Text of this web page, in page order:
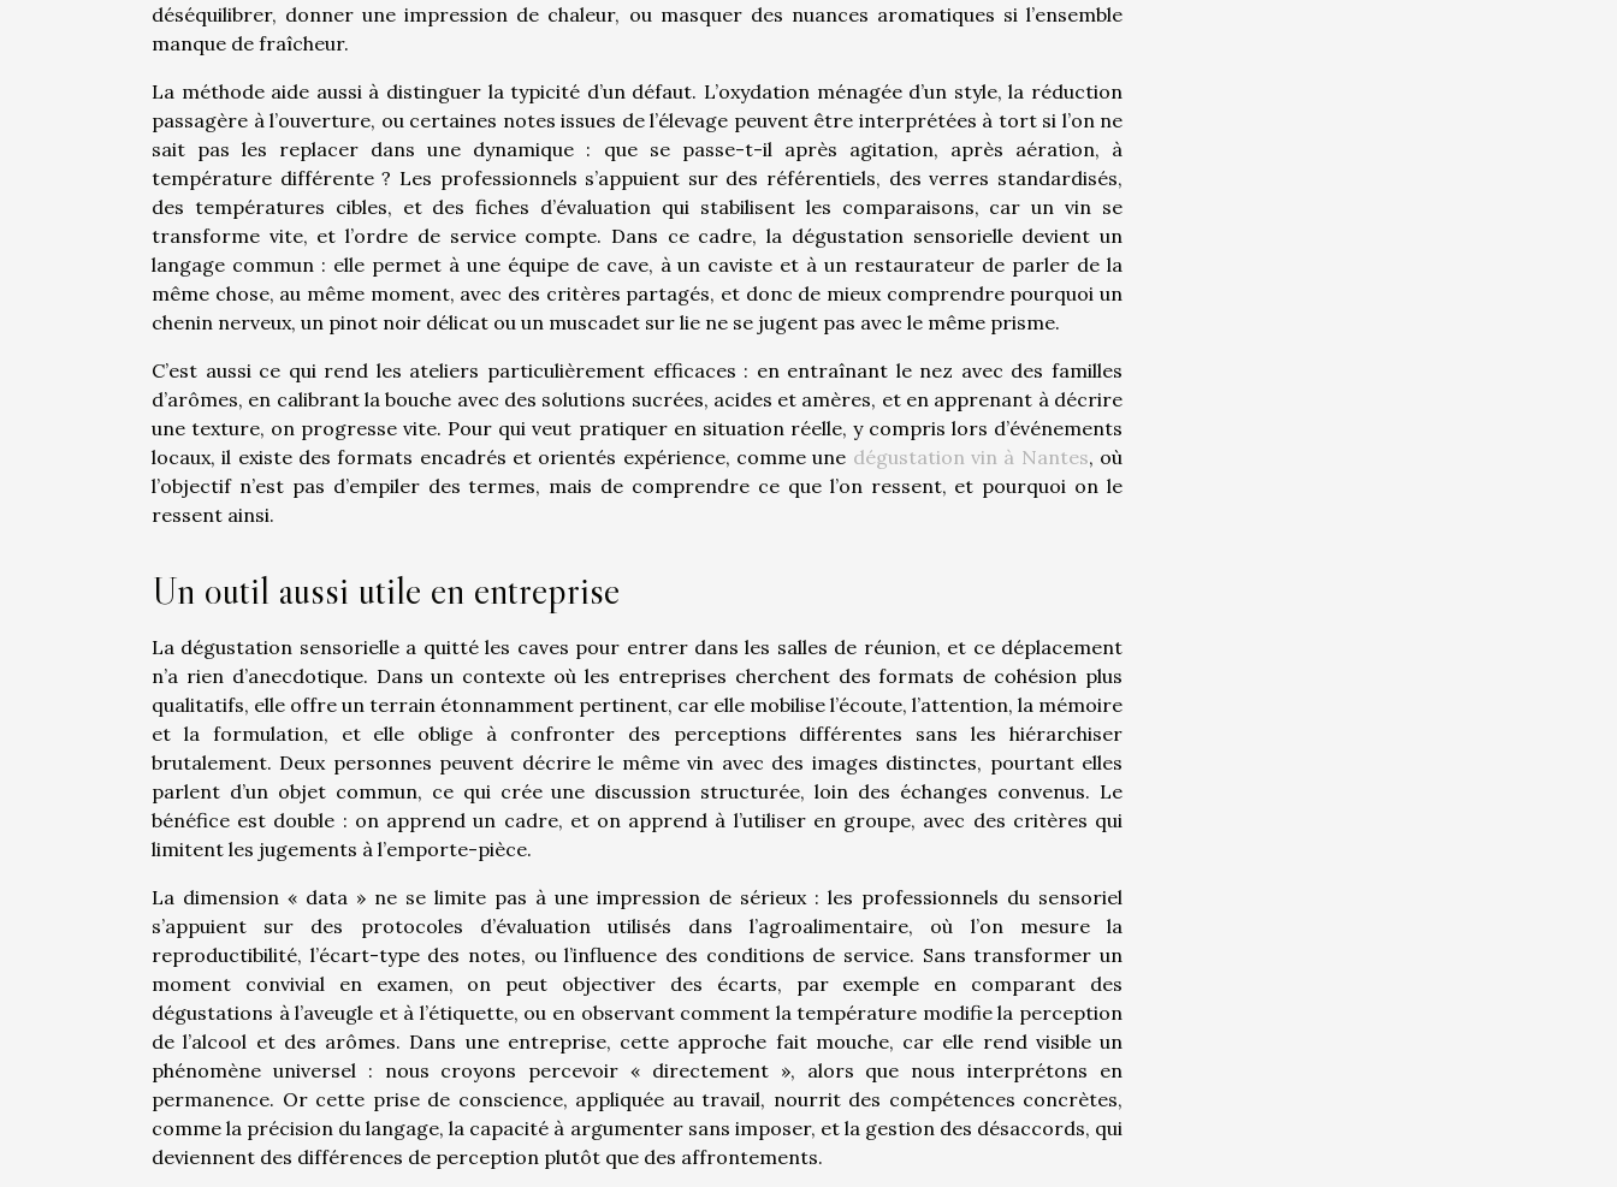
déséquilibrer, donner une impression de chaleur, ou masquer des nuances aromatiques si l’ensemble
manque de fraîcheur.
La méthode aide aussi à distinguer la typicité d’un défaut. L’oxydation ménagée d’un style, la réduction
passagère à l’ouverture, ou certaines notes issues de l’élevage peuvent être interprétées à tort si l’on ne
sait pas les replacer dans une dynamique : que se passe-t-il après agitation, après aération, à
température différente ? Les professionnels s’appuient sur des référentiels, des verres standardisés,
des températures cibles, et des fiches d’évaluation qui stabilisent les comparaisons, car un vin se
transforme vite, et l’ordre de service compte. Dans ce cadre, la dégustation sensorielle devient un
langage commun : elle permet à une équipe de cave, à un caviste et à un restaurateur de parler de la
même chose, au même moment, avec des critères partagés, et donc de mieux comprendre pourquoi un
chenin nerveux, un pinot noir délicat ou un muscadet sur lie ne se jugent pas avec le même prisme.
C’est aussi ce qui rend les ateliers particulièrement efficaces : en entraînant le nez avec des familles
d’arômes, en calibrant la bouche avec des solutions sucrées, acides et amères, et en apprenant à décrire
une texture, on progresse vite. Pour qui veut pratiquer en situation réelle, y compris lors d’événements
locaux, il existe des formats encadrés et orientés expérience, comme une dégustation vin à Nantes, où
l’objectif n’est pas d’empiler des termes, mais de comprendre ce que l’on ressent, et pourquoi on le
ressent ainsi.
Un outil aussi utile en entreprise
La dégustation sensorielle a quitté les caves pour entrer dans les salles de réunion, et ce déplacement
n’a rien d’anecdotique. Dans un contexte où les entreprises cherchent des formats de cohésion plus
qualitatifs, elle offre un terrain étonnamment pertinent, car elle mobilise l’écoute, l’attention, la mémoire
et la formulation, et elle oblige à confronter des perceptions différentes sans les hiérarchiser
brutalement. Deux personnes peuvent décrire le même vin avec des images distinctes, pourtant elles
parlent d’un objet commun, ce qui crée une discussion structurée, loin des échanges convenus. Le
bénéfice est double : on apprend un cadre, et on apprend à l’utiliser en groupe, avec des critères qui
limitent les jugements à l’emporte-pièce.
La dimension « data » ne se limite pas à une impression de sérieux : les professionnels du sensoriel
s’appuient sur des protocoles d’évaluation utilisés dans l’agroalimentaire, où l’on mesure la
reproductibilité, l’écart-type des notes, ou l’influence des conditions de service. Sans transformer un
moment convivial en examen, on peut objectiver des écarts, par exemple en comparant des
dégustations à l’aveugle et à l’étiquette, ou en observant comment la température modifie la perception
de l’alcool et des arômes. Dans une entreprise, cette approche fait mouche, car elle rend visible un
phénomène universel : nous croyons percevoir « directement », alors que nous interprétons en
permanence. Or cette prise de conscience, appliquée au travail, nourrit des compétences concrètes,
comme la précision du langage, la capacité à argumenter sans imposer, et la gestion des désaccords, qui
deviennent des différences de perception plutôt que des affrontements.